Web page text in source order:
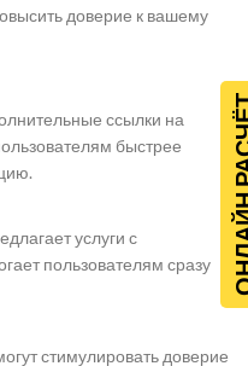
доверие к вашему
ссылки на
быстрее
услуги с
пользователям сразу
стимулировать доверие